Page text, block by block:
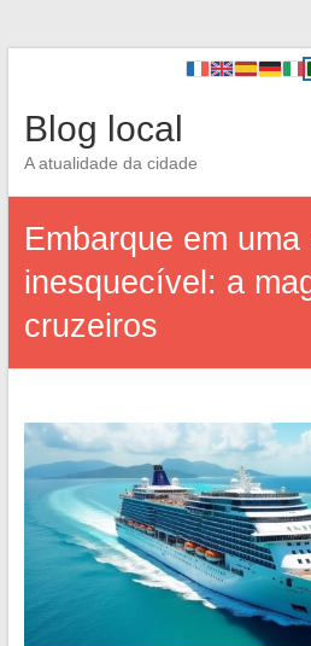
Blog local
A atualidade da cidade
Embarque em
inesquecível: a
cruzeiros